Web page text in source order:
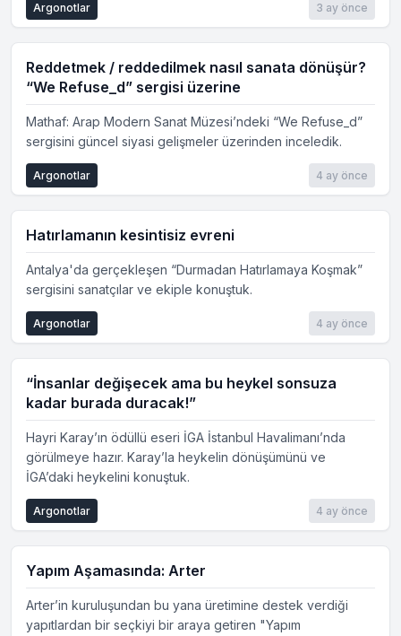
3 ay önce
Argonotlar
Reddetmek / reddedilmek nasıl sanata dönüşür?
“We Refuse_d” sergisi üzerine
Mathaf: Arap Modern Sanat Müzesi’ndeki “We Refuse_d”
sergisini güncel siyasi gelişmeler üzerinden inceledik.
4 ay önce
Argonotlar
Hatırlamanın kesintisiz evreni
Antalya'da gerçekleşen “Durmadan Hatırlamaya Koşmak”
sergisini sanatçılar ve ekiple konuştuk.
4 ay önce
Argonotlar
“İnsanlar değişecek ama bu heykel sonsuza
kadar burada duracak!”
Hayri Karay’ın ödüllü eseri İGA İstanbul Havalimanı’nda
görülmeye hazır. Karay’la heykelin dönüşümünü ve
İGA’daki heykelini konuştuk.
4 ay önce
Argonotlar
Yapım Aşamasında: Arter
Arter’in kuruluşundan bu yana üretimine destek verdiği
yapıtlardan bir seçkiyi bir araya getiren "Yapım